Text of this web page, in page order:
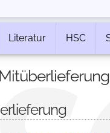
Literatur HSC
Mitüberlieferung